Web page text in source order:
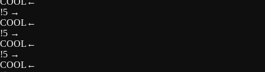
!5 →
COOL ←
!5 →
COOL ←
!5 →
COOL ←